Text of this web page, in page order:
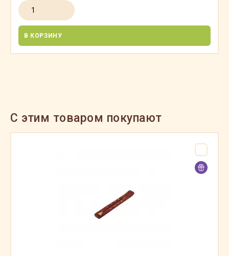
В КОРЗИНУ
C этим товаром покупают